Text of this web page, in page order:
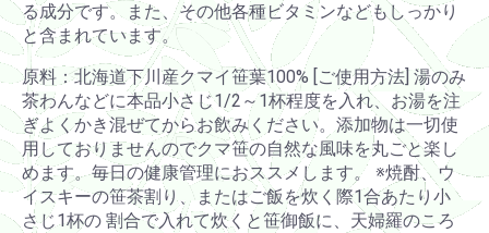
る成分です。また、その他各種ビタミンなどもしっかり
と含まれています。
原料：北海道下川産クマイ笹葉100% [ご使用方法] 湯のみ
茶わんなどに本品小さじ1/2～1杯程度を入れ、お湯を注
ぎよくかき混ぜてからお飲みください。添加物は一切使
用しておりませんのでクマ笹の自然な風味を丸ごと楽し
めます。毎日の健康管理におススメします。 ※焼酎、ウ
イスキーの笹茶割り、またはご飯を炊く際1合あたり小
さじ1杯の 割合で入れて炊くと笹御飯に、天婦羅のころ